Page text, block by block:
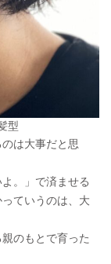
型
は大事だと思
。」で済ませる
ていうのは、大
のもとで育った